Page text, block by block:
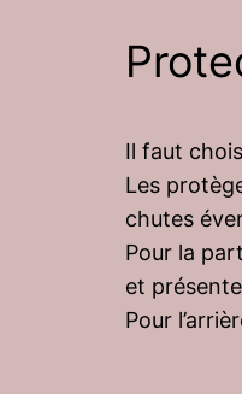
Il faut
Les
chutes
Pour la
et
Pour